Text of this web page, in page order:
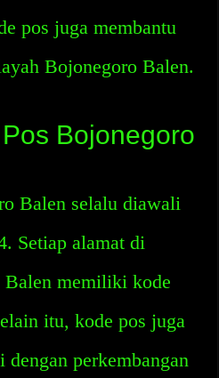
pos juga membantu
Bojonegoro Balen.
Bojonegoro
Balen selalu diawali
Setiap alamat di
memiliki kode
itu, kode pos juga
dengan perkembangan